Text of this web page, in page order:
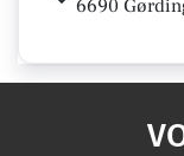
6690